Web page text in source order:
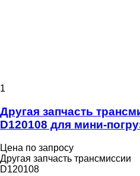
1
Другая запчасть
D120108 для мини-
Цена по запросу
Другая запчасть трансмиссии
D120108